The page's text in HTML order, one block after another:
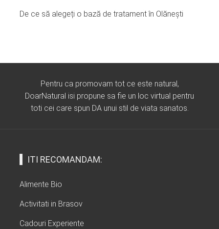
De ce să alegeți o bază de tratament în Olănești
Pentru ca promovam tot ce este natural,
DoarNatural isi propune sa fie un loc virtual pentru
toti cei care spun DA unui stil de viata sanatos.
ITI RECOMANDAM:
Alimente Bio
Activitati in Brasov
Cadouri Experiente